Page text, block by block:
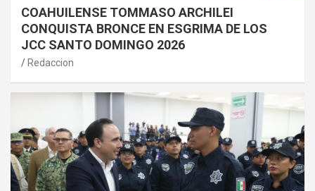
COAHUILENSE TOMMASO ARCHILEI
CONQUISTA BRONCE EN ESGRIMA DE LOS
JCC SANTO DOMINGO 2026
Redaccion